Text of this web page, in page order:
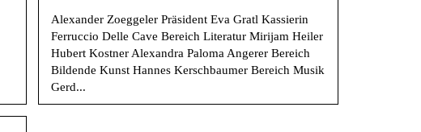
Alexander Zoeggeler Präsident Eva Gratl Kassierin
Ferruccio Delle Cave Bereich Literatur Mirijam Heiler
Hubert Kostner Alexandra Paloma Angerer Bereich
Bildende Kunst Hannes Kerschbaumer Bereich Musik
Gerd...